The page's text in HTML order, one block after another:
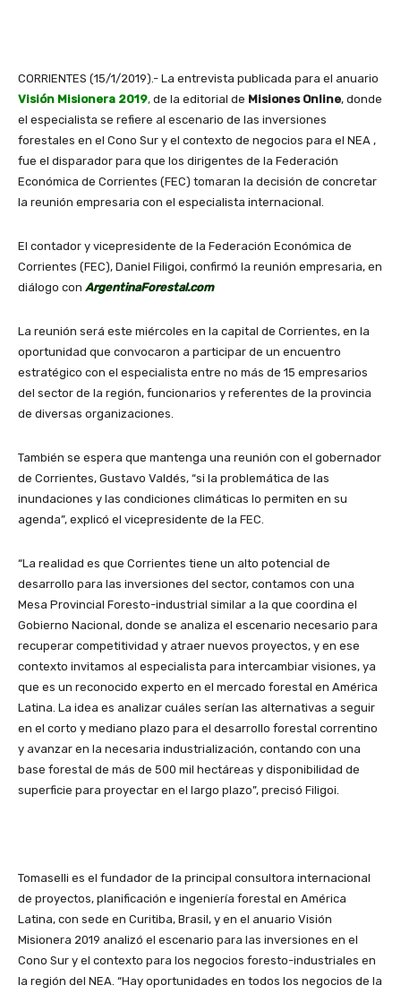
CORRIENTES (15/1/2019).- La entrevista publicada para el anuario
Visión Misionera 2019, de la editorial de Misiones Online, donde
el especialista se refiere al escenario de las inversiones
forestales en el Cono Sur y el contexto de negocios para el NEA ,
fue el disparador para que los dirigentes de la Federación
Económica de Corrientes (FEC) tomaran la decisión de concretar
la reunión empresaria con el especialista internacional.
El contador y vicepresidente de la Federación Económica de
Corrientes (FEC), Daniel Filigoi, confirmó la reunión empresaria, en
diálogo con ArgentinaForestal.com
La reunión será este miércoles en la capital de Corrientes, en la
oportunidad que convocaron a participar de un encuentro
estratégico con el especialista entre no más de 15 empresarios
del sector de la región, funcionarios y referentes de la provincia
de diversas organizaciones.
También se espera que mantenga una reunión con el gobernador
de Corrientes, Gustavo Valdés, “si la problemática de las
inundaciones y las condiciones climáticas lo permiten en su
agenda”, explicó el vicepresidente de la FEC.
“La realidad es que Corrientes tiene un alto potencial de
desarrollo para las inversiones del sector, contamos con una
Mesa Provincial Foresto-industrial similar a la que coordina el
Gobierno Nacional, donde se analiza el escenario necesario para
recuperar competitividad y atraer nuevos proyectos, y en ese
contexto invitamos al especialista para intercambiar visiones, ya
que es un reconocido experto en el mercado forestal en América
Latina. La idea es analizar cuáles serían las alternativas a seguir
en el corto y mediano plazo para el desarrollo forestal correntino
y avanzar en la necesaria industrialización, contando con una
base forestal de más de 500 mil hectáreas y disponibilidad de
superficie para proyectar en el largo plazo”, precisó Filigoi.
Tomaselli es el fundador de la principal consultora internacional
de proyectos, planificación e ingeniería forestal en América
Latina, con sede en Curitiba, Brasil, y en el anuario Visión
Misionera 2019 analizó el escenario para las inversiones en el
Cono Sur y el contexto para los negocios foresto-industriales en
la región del NEA. “Hay oportunidades en todos los negocios de la